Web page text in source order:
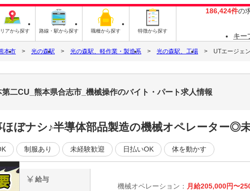
アから探す 路線・駅から探す 職種から探す 特徴から探す
186,424件の
キー
本市 光の森駅 光の森駅、軽作業・製造系 光の森駅、工場 UTエージェ
二CU_熊本県合志市_機械操作のバイト・パート求人情報
ぼナシ♪半導体部品製造の機械オペレーター◎
制服あり 未経験歓迎 日払いOK 体を動かす
給与
機械オペレーション： 月給205,000円〜